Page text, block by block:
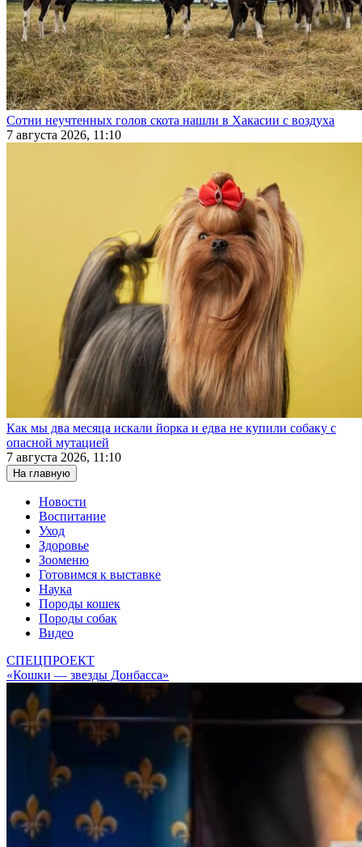
Сотни неучтенных голов скота нашли в Хакасии с воздуха
7 августа 2026, 11:10
Как мы два месяца искали йорка и едва не купили собаку с
опасной мутацией
7 августа 2026, 11:10
На главную
Новости
Воспитание
Уход
Здоровье
Зооменю
Готовимся к выставке
Наука
Породы кошек
Породы собак
Видео
СПЕЦПРОЕКТ
«Кошки — звезды Донбасса»